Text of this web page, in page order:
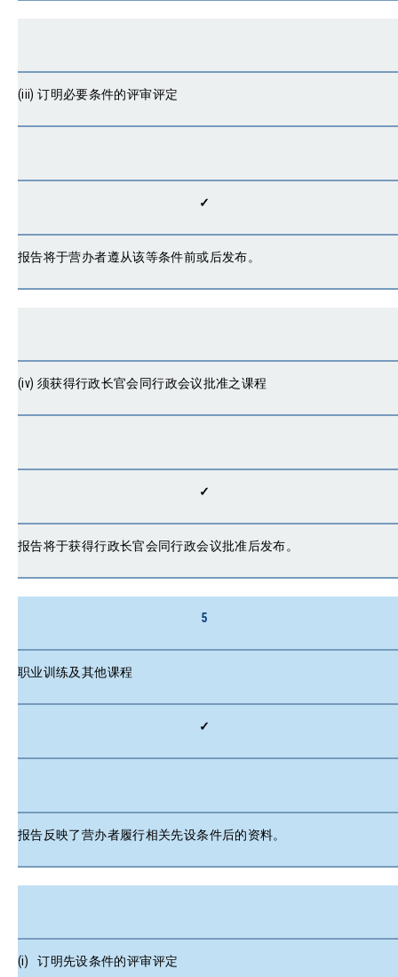
(iii) 订明必要条件的评审评定
✓
报告将于营办者遵从该等条件前或后发布。
(iv) 须获得行政长官会同行政会议批准之课程
✓
报告将于获得行政长官会同行政会议批准后发布。
5
职业训练及其他课程
✓
报告反映了营办者履行相关先设条件后的资料。
(i) 订明先设条件的评审评定